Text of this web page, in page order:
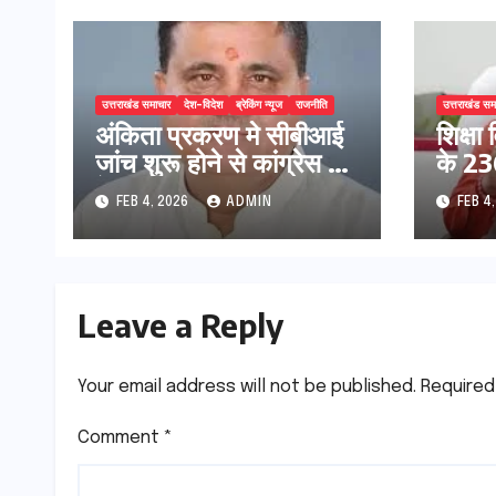
उत्तराखंड समाचार देश-विदेश ब्रेकिंग न्यूज राजनीति
अंकिता प्रकरण मे सीबीआई
जांच शुरू होने से कांग्रेस हुई
बेनकाब: भट्ट
FEB 4, 2026 ADMIN
उत्तराखंड
के
FEB
Leave a Reply
Your email address will not be published.
Comment *